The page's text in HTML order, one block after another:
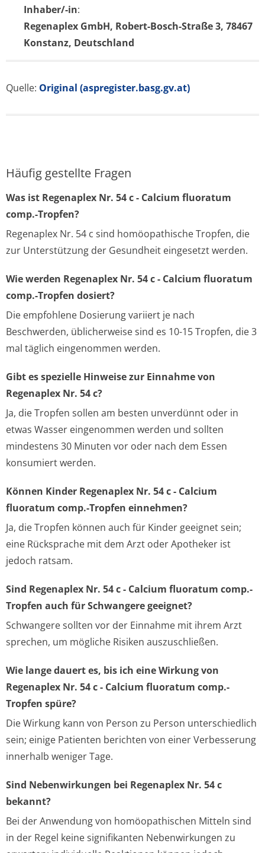
Inhaber/-in:
Regenaplex GmbH, Robert-Bosch-Straße 3, 78467
Konstanz, Deutschland
Quelle: Original (aspregister.basg.gv.at)
Häufig gestellte Fragen
Was ist Regenaplex Nr. 54 c - Calcium fluoratum
comp.-Tropfen?
Regenaplex Nr. 54 c sind homöopathische Tropfen, die
zur Unterstützung der Gesundheit eingesetzt werden.
Wie werden Regenaplex Nr. 54 c - Calcium fluoratum
comp.-Tropfen dosiert?
Die empfohlene Dosierung variiert je nach
Beschwerden, üblicherweise sind es 10-15 Tropfen, die 3
mal täglich eingenommen werden.
Gibt es spezielle Hinweise zur Einnahme von
Regenaplex Nr. 54 c?
Ja, die Tropfen sollen am besten unverdünnt oder in
etwas Wasser eingenommen werden und sollten
mindestens 30 Minuten vor oder nach dem Essen
konsumiert werden.
Können Kinder Regenaplex Nr. 54 c - Calcium
fluoratum comp.-Tropfen einnehmen?
Ja, die Tropfen können auch für Kinder geeignet sein;
eine Rücksprache mit dem Arzt oder Apotheker ist
jedoch ratsam.
Sind Regenaplex Nr. 54 c - Calcium fluoratum comp.-
Tropfen auch für Schwangere geeignet?
Schwangere sollten vor der Einnahme mit ihrem Arzt
sprechen, um mögliche Risiken auszuschließen.
Wie lange dauert es, bis ich eine Wirkung von
Regenaplex Nr. 54 c - Calcium fluoratum comp.-
Tropfen spüre?
Die Wirkung kann von Person zu Person unterschiedlich
sein; einige Patienten berichten von einer Verbesserung
innerhalb weniger Tage.
Sind Nebenwirkungen bei Regenaplex Nr. 54 c
bekannt?
Bei der Anwendung von homöopathischen Mitteln sind
in der Regel keine signifikanten Nebenwirkungen zu